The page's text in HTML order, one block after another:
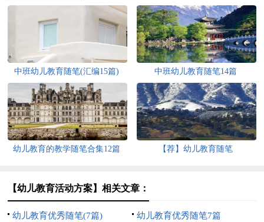
中班幼儿教育随笔(汇编15篇) 中班幼儿教育随笔14篇
幼儿教育的教学随笔合集12篇 【荐】幼儿教育随笔
【幼儿教育活动方案】相关文章：
幼儿教育优秀随笔(7篇) 幼儿教育优秀随笔7篇